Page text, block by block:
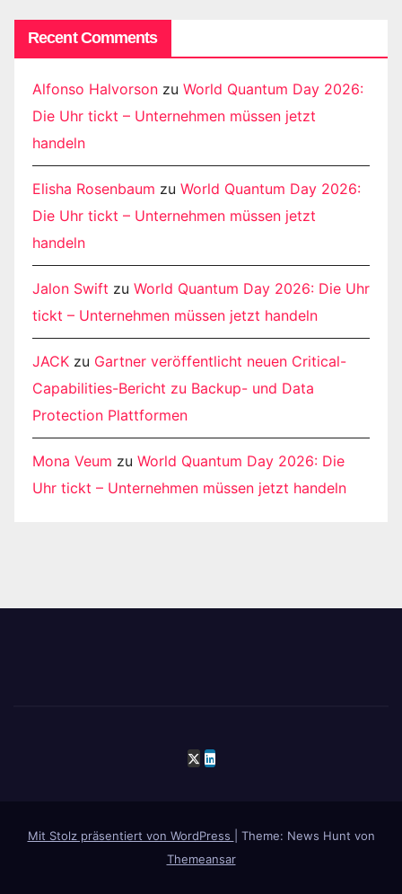
Recent Comments
Alfonso Halvorson zu World Quantum Day 2026:
Die Uhr tickt – Unternehmen müssen jetzt
handeln
Elisha Rosenbaum zu World Quantum Day 2026:
Die Uhr tickt – Unternehmen müssen jetzt
handeln
Jalon Swift zu World Quantum Day 2026: Die Uhr
tickt – Unternehmen müssen jetzt handeln
JACK zu Gartner veröffentlicht neuen Critical-
Capabilities-Bericht zu Backup- und Data
Protection Plattformen
Mona Veum zu World Quantum Day 2026: Die
Uhr tickt – Unternehmen müssen jetzt handeln
Mit Stolz präsentiert von WordPress
Theme: News Hunt von
Themeansar